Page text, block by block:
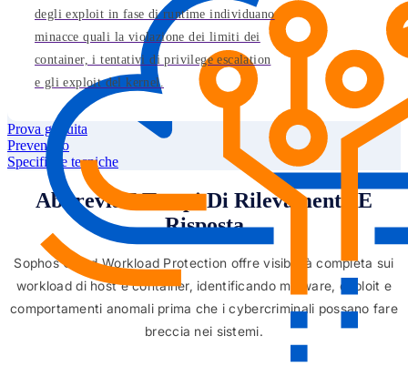
degli exploit in fase di runtime individuano
minacce quali la violazione dei limiti dei
container, i tentativi di privilege escalation
e gli exploit del kernel.
Prova gratuita
Preventivo
Specifiche tecniche
Abbrevia I Tempi Di Rilevamento E
Risposta
Sophos Cloud Workload Protection offre visibilità completa sui
workload di host e container, identificando malware, exploit e
comportamenti anomali prima che i cybercriminali possano fare
breccia nei sistemi.